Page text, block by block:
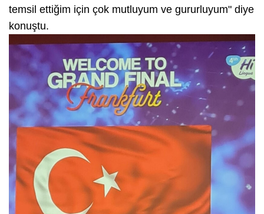
temsil ettiğim için çok mutluyum ve gururluyum" diye
konuştu.